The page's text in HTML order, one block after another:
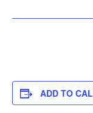
ADD TO